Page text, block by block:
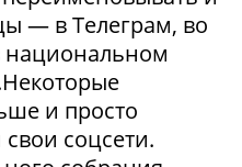
— в Телеграм, во
национальном
и просто
соцсети.